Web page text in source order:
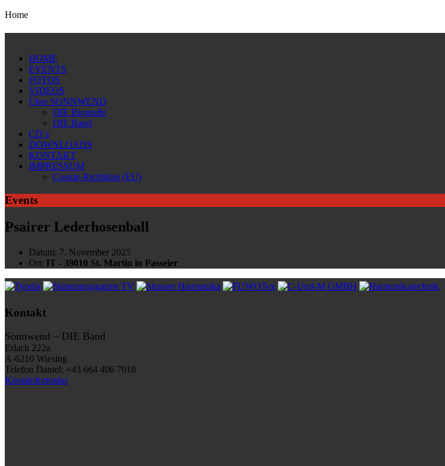
Home
HOME
EVENTS
FOTOS
VIDEOS
Über SONNWEND
DIE Biografie
DIE Band
CD´s
DOWNLOADS
KONTAKT
IMPRESSUM
Cookie-Richtlinie (EU)
Events
Psairer Lederhosenball
Datum: 7. November 2025
Ort: IT - 39010 St. Martin in Passeier
Kontakt
Sonnwend – DIE Band
Erlach 222a
A-6210 Wiesing
Telefon Daniel: +43 664 406 7018
Kontaktformular